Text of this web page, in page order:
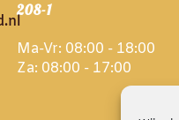
208-1
Ma-Vr: 08:00 - 18:00
Za: 08:00 - 17:00